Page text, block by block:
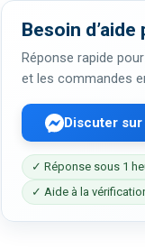
Besoin
Réponse rapide
et les commandes
Discuter
✓ Réponse sous 1
✓ Aide à la